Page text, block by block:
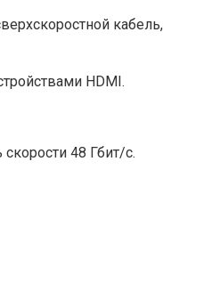
кабель,
HDMI.
48 Гбит/с.